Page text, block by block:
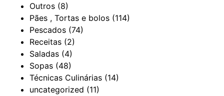
Outros (8)
Pães , Tortas e bolos (114)
Pescados (74)
Receitas (2)
Saladas (4)
Sopas (48)
Técnicas Culinárias (14)
uncategorized (11)